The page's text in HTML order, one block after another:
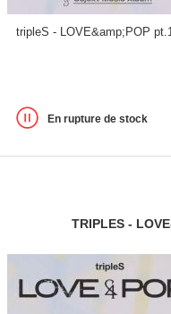
tripleS - LOVE&amp;POP
En rupture de stock
TRIPLES -